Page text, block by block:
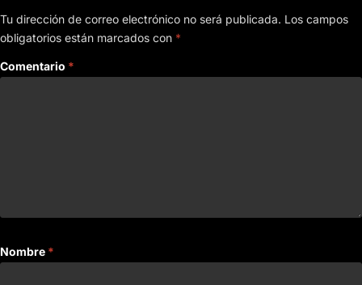
Tu dirección de correo electrónico no será publicada. Los campos
obligatorios están marcados con *
Comentario *
Nombre *